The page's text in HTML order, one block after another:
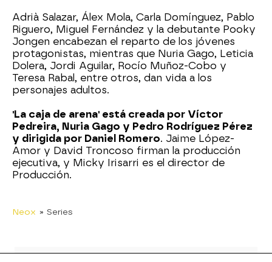
Adrià Salazar, Álex Mola, Carla Domínguez, Pablo
Riguero, Miguel Fernández y la debutante Pooky
Jongen encabezan el reparto de los jóvenes
protagonistas, mientras que Nuria Gago, Leticia
Dolera, Jordi Aguilar, Rocío Muñoz-Cobo y
Teresa Rabal, entre otros, dan vida a los
personajes adultos.
'La caja de arena' está creada por Víctor
Pedreira, Nuria Gago y Pedro Rodríguez Pérez
y dirigida por Daniel Romero. Jaime López-
Amor y David Troncoso firman la producción
ejecutiva, y Micky Irisarri es el director de
Producción.
Neox » Series